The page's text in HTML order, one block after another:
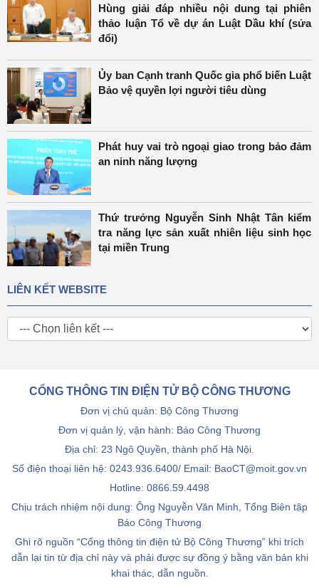
Hùng giải đáp nhiều nội dung tại phiên
thảo luận Tổ về dự án Luật Dầu khí (sửa
đổi)
Ủy ban Cạnh tranh Quốc gia phổ biến Luật
Bảo vệ quyền lợi người tiêu dùng
Phát huy vai trò ngoại giao trong bảo đảm
an ninh năng lượng
Thứ trưởng Nguyễn Sinh Nhật Tân kiểm
tra năng lực sản xuất nhiên liệu sinh học
tại miền Trung
LIÊN KẾT WEBSITE
CỔNG THÔNG TIN ĐIỆN TỬ BỘ CÔNG THƯƠNG
Đơn vị chủ quản: Bộ Công Thương
Đơn vị quản lý, vận hành: Báo Công Thương
Địa chỉ: 23 Ngô Quyền, thành phố Hà Nội.
Số điện thoại liên hệ: 0243.936.6400/ Email: BaoCT@moit.gov.vn
Hotline: 0866.59.4498
Chịu trách nhiệm nội dung: Ông Nguyễn Văn Minh, Tổng Biên tập
Báo Công Thương
Ghi rõ nguồn “Cổng thông tin điện tử Bộ Công Thương” khi trích
dẫn lại tin từ địa chỉ này và phải được sự đồng ý bằng văn bản khi
khai thác, dẫn nguồn.